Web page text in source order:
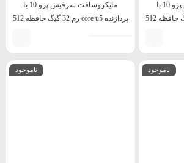
مایکروسافت سرفیس پرو 10 با
پردازنده core u5 رم 16 گیگ حافظه 512
مایکروسافت سرفیس پرو 10 با
پردازنده core u5 رم 32 گیگ حافظه 512
ناموجود ناموجود